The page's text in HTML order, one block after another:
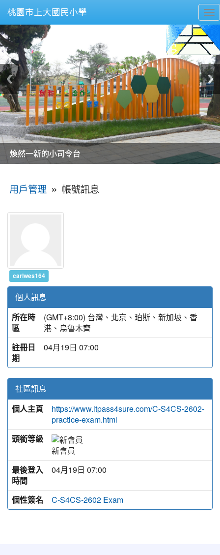
桃園市上大國民小學
美麗的操場是我們活力的來源
美麗的操場是我們活力的來源
煥然一新的小司令台
煥然一新的小司令台
富含桃園埤塘田園風光意象的中廊
富含桃園埤塘田園風光意象的中廊
嶄新的中庭廣場
嶄新的中庭廣場
水生池生生不息
水生池生生不息
用戶管理 » 帳號訊息
carlwes164
個人訊息
所在時
區
(GMT+8:00) 台灣、北京、珀斯、新加坡、香
港、烏魯木齊
註冊日
期
04月19日 07:00
社區訊息
個人主頁
https://www.itpass4sure.com/C-S4CS-2602-
practice-exam.html
頭銜等級
新會員
最後登入
時間
04月19日 07:00
個性簽名 C-S4CS-2602 Exam